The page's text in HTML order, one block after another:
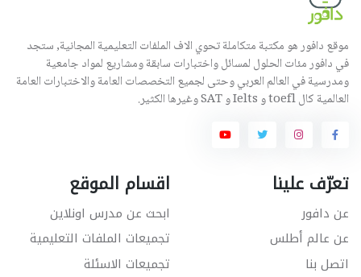
موقع دافور هو مكتبة متكاملة تحوي الاف الملفات التعليمية المجانية, ستجد
في دافور مئات الحلول لمسائل واختبارات سابقة ومشاريع لمواد جامعية
ومدرسية في العالم العربي وحتى لجميع التخصصات العامة والاختبارات العامة
العالمية كال toefl و Ielts و SAT وغيرها الكثير.
تعرّف علينا
عن دافور
عن عالم أطلس
اتصل بنا
اقسام الموقع
ابحث عن مدرس اونلاين
تجميعات الملفات التعليمية
تجميعات الاسئلة